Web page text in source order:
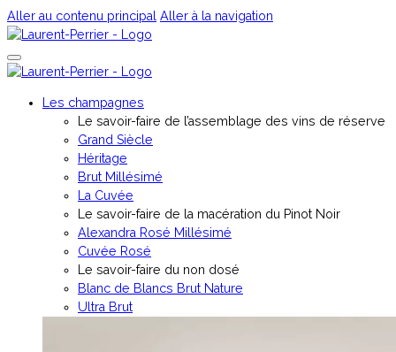
Aller au contenu principal Aller à la navigation
Les champagnes
Le savoir-faire de l’assemblage des vins de réserve
Grand Siècle
Héritage
Brut Millésimé
La Cuvée
Le savoir-faire de la macération du Pinot Noir
Alexandra Rosé Millésimé
Cuvée Rosé
⁠Le savoir-faire du non dosé
Blanc de Blancs Brut Nature
Ultra Brut